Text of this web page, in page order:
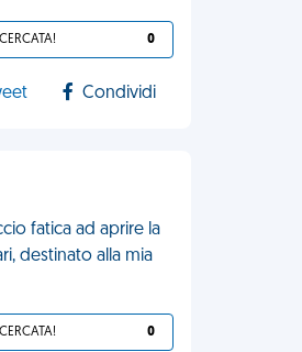
0
Condividi
fatica ad aprire la
destinato alla mia
0